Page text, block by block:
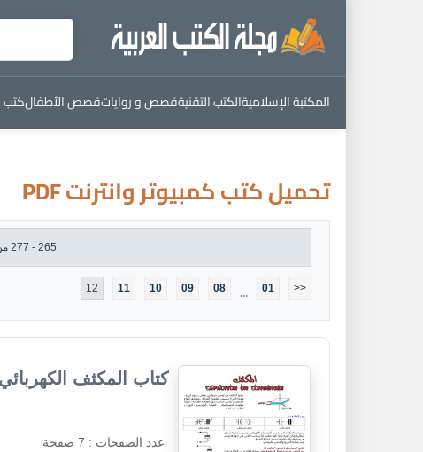
المكتبة الإسلاميةالكتب التقنيةقصص و رواياتقصص الأطفال
تحميل كتب كمبيوتر وانترنت PDF
265 - 277 من : 277 كتاب
<<
01
...
12 11 10 09 08
كتاب المكثف الكهربائي
عدد الصفحات : 7 صفحة